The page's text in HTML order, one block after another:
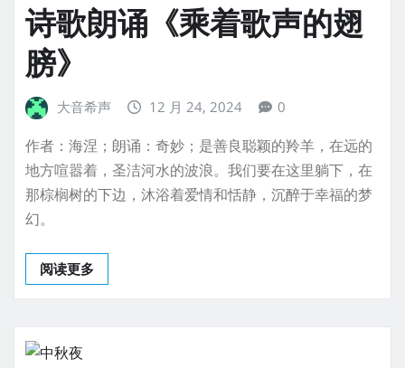
诗歌朗诵《乘着歌声的翅
膀》
大音希声 12 月 24, 2024 0
作者：海涅；朗诵：奇妙；是善良聪颖的羚羊，在远的
地方喧嚣着，圣洁河水的波浪。我们要在这里躺下，在
那棕榈树的下边，沐浴着爱情和恬静，沉醉于幸福的梦
幻。
阅读更多